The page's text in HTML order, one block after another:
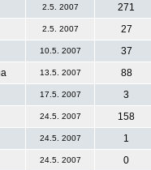
2.5. 2007
271
2.5. 2007
27
10.5. 2007
37
13.5. 2007
88
17.5. 2007
3
24.5. 2007
158
24.5. 2007
1
24.5. 2007
0